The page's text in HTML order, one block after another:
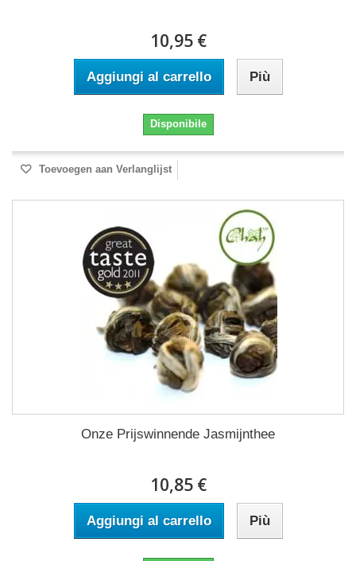
10,95 €
Aggiungi al carrello Più
Disponibile
Toevoegen aan Verlanglijst
Onze Prijswinnende Jasmijnthee
10,85 €
Aggiungi al carrello Più